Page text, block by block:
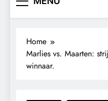
Home
Marlies vs. Maarten:
winnaar.